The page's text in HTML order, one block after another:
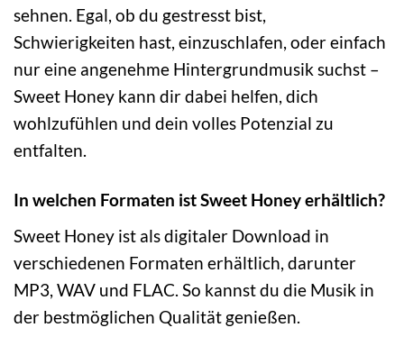
sehnen. Egal, ob du gestresst bist,
Schwierigkeiten hast, einzuschlafen, oder einfach
nur eine angenehme Hintergrundmusik suchst –
Sweet Honey kann dir dabei helfen, dich
wohlzufühlen und dein volles Potenzial zu
entfalten.
In welchen Formaten ist Sweet Honey erhältlich?
Sweet Honey ist als digitaler Download in
verschiedenen Formaten erhältlich, darunter
MP3, WAV und FLAC. So kannst du die Musik in
der bestmöglichen Qualität genießen.